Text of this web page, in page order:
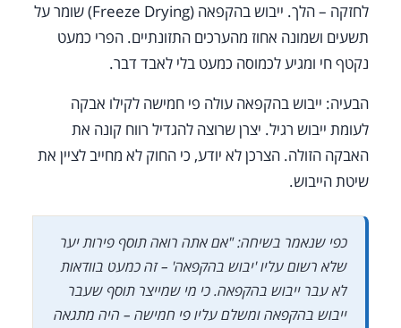
לחזקה – הלך. ייבוש בהקפאה (Freeze Drying) שומר על
תשעים ושמונה אחוז מהערכים התזונתיים. הפרי כמעט
נקטף חי ומגיע לכמוסה כמעט בלי לאבד דבר.
הבעיה: ייבוש בהקפאה עולה פי חמישה לקילו אבקה
לעומת ייבוש רגיל. יצרן שרוצה להגדיל רווח קונה את
האבקה הזולה. הצרכן לא יודע, כי החוק לא מחייב לציין את
שיטת הייבוש.
כפי שנאמר בשיחה: "אם אתה רואה תוסף פירות יער
שלא רשום עליו 'יבוש בהקפאה' – זה כמעט בוודאות
לא עבר ייבוש בהקפאה. כי מי שמייצר תוסף שעבר
ייבוש בהקפאה ומשלם עליו פי חמישה – היה מתגאה